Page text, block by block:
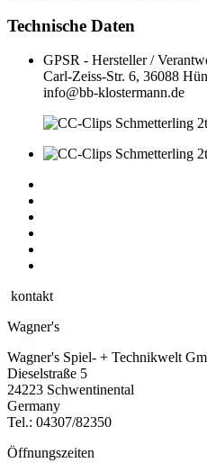
Technische Daten
GPSR - Hersteller /
Carl-Zeiss-Str. 6, 36088
info@bb-klostermann.de
kontakt
Wagner's
Wagner's Spiel- + Technikwelt
Dieselstraße 5
24223 Schwentinental
Germany
Tel.: 04307/82350
Öffnungszeiten